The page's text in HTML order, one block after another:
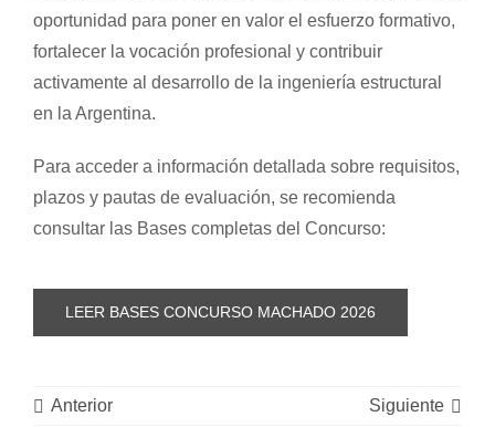
oportunidad para poner en valor el esfuerzo formativo,
fortalecer la vocación profesional y contribuir
activamente al desarrollo de la ingeniería estructural
en la Argentina.
Para acceder a información detallada sobre requisitos,
plazos y pautas de evaluación, se recomienda
consultar las Bases completas del Concurso:
LEER BASES CONCURSO MACHADO 2026
Anterior Siguiente